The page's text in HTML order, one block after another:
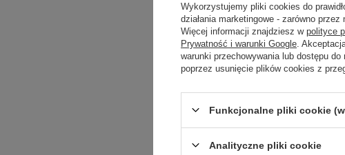
Treść twojej opinii
Wykorzystujemy pliki cookies do
działania marketingowe - zarówno
Więcej informacji znajdziesz w polityce
Prywatność i warunki Google .
warunki przechowywania lub dostępu
poprzez usunięcie plików cookies z
Funkcjonalne pliki cookie
Analityczne pliki cookie